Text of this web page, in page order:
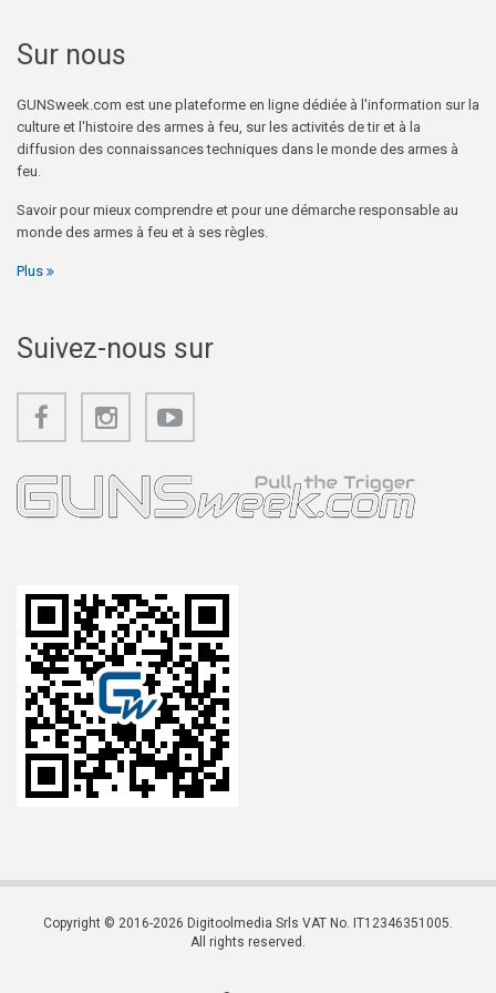
Sur nous
GUNSweek.com est une plateforme en ligne dédiée à l'information sur la
culture et l'histoire des armes à feu, sur les activités de tir et à la
diffusion des connaissances techniques dans le monde des armes à
feu.
Savoir pour mieux comprendre et pour une démarche responsable au
monde des armes à feu et à ses règles.
Plus
Suivez-nous sur
Copyright © 2016-2026 Digitoolmedia Srls VAT No. IT12346351005.
All rights reserved.